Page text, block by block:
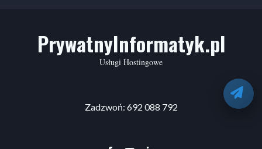
PrywatnyInformatyk.pl
Usługi Hostingowe
Zadzwoń: 692 088 792